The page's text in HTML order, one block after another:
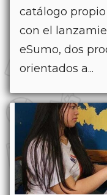
catálogo
con el
eSumo, dos
orientados a...